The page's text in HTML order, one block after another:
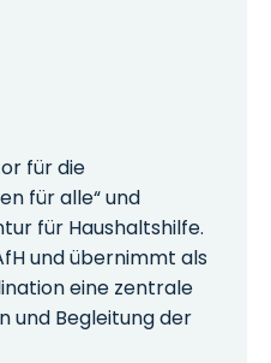
für die
für alle“ und
für Haushaltshilfe.
und übernimmt als
eine zentrale
und Begleitung der